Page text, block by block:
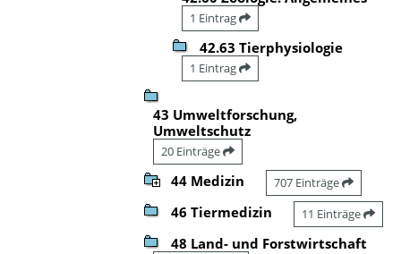
1 Eintrag
42.63 Tierphysiologie
1 Eintrag
43 Umweltforschung,
Umweltschutz
20 Einträge
44 Medizin 707 Einträge
46 Tiermedizin 11 Einträge
48 Land- und Forstwirtschaft